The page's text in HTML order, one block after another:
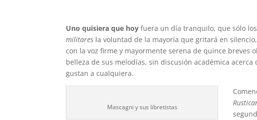
Uno quisiera que hoy fuera un día tranquilo, que sólo
militares la voluntad de la mayoría que gritará en
con la voz firme y mayormente serena de quince breves
belleza de sus melodías, sin discusión académica
gustan a cualquiera.
Mascagni y sus libretistas